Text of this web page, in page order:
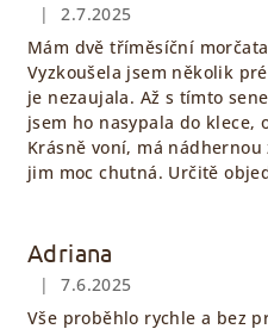
Hodnocení obchodu je 5 z 5
|
2.7.2025
Mám dvě tříměsíční
Vyzkoušela jsem několik
je nezaujala. Až s tímto
jsem ho nasypala do klece,
Krásně voní, má
jim moc chutná. Určitě
Adriana
Hodnocení obchodu je 5 z 5
|
7.6.2025
Vše proběhlo rychle a bez